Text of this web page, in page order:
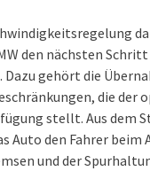
den nächsten
gehört die
die der
stellt. Aus dem
Auto den Fahrer beim
und der